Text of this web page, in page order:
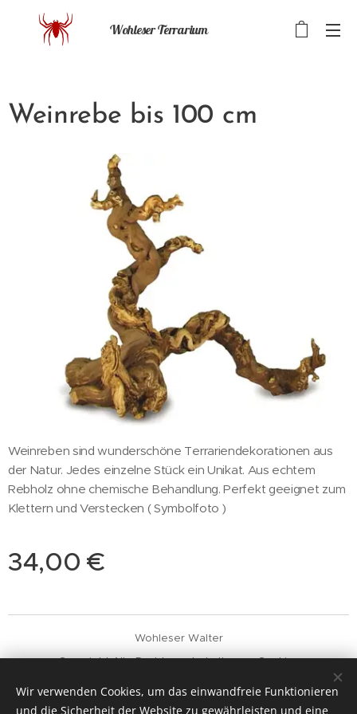
Wohleser Terrarium
Weinrebe bis 100 cm
Weinreben sind wunderschöne Terrariendekorationen aus
der Natur. Jedes einzelne Stück ein Unikat. Aus echtem
Rebholz ohne chemische Behandlung. Perfekt geeignet zum
Klettern und Verstecken ( Symbolfoto )
34,00 €
Wohleser Walter
Copyright Alle Rechte vorbehalten
Cookies
Sprachen
Wir verwenden Cookies, um das einwandfreie Funktionieren
und die Sicherheit der Website zu gewährleisten und eine